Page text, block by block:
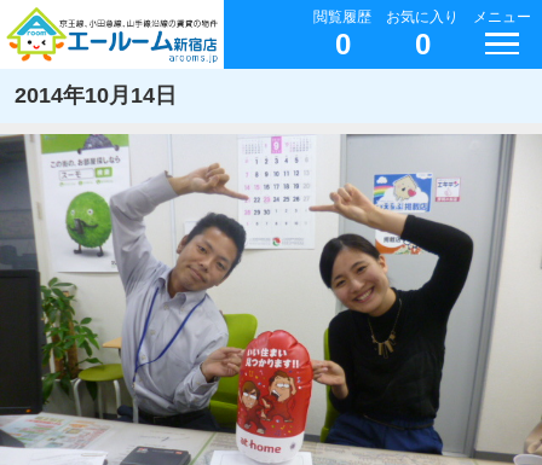
閲覧履歴
0
お気に入り
0
メニュー
2014年10月14日